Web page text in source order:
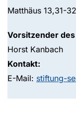
Matthäus 13,31-32
Vorsitzender
Horst Kanbach
Kontakt:
E-Mail: stiftung-